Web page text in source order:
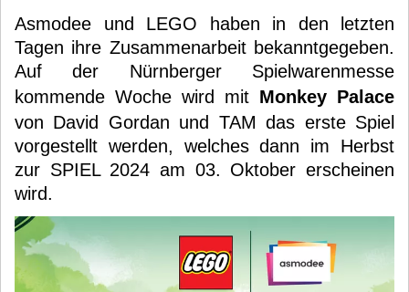
Asmodee und LEGO haben in den letzten
Tagen ihre Zusammenarbeit bekanntgegeben.
Auf der Nürnberger Spielwarenmesse
kommende Woche wird mit Monkey Palace
von David Gordan und TAM das erste Spiel
vorgestellt werden, welches dann im Herbst
zur SPIEL 2024 am 03. Oktober erscheinen
wird.